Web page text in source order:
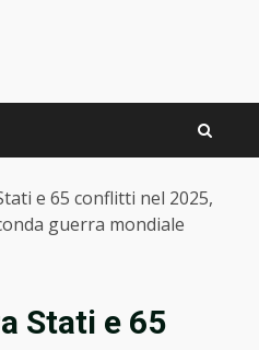
e 65 conflitti nel 2025,
guerra mondiale
Stati e 65